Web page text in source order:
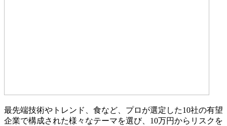
最先端技術やトレンド、食など、プロが選定した10社の有望
企業で構成された様々なテーマを選び、10万円からリスクを